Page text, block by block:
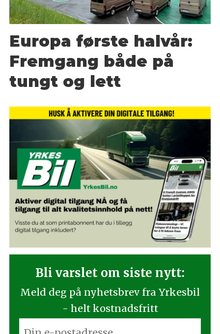
Europa første halvår:
Fremgang både på
tungt og lett
Bli varslet om siste nytt:
Meld deg på nyhetsbrev fra Yrkesbil
- helt kostnadsfritt